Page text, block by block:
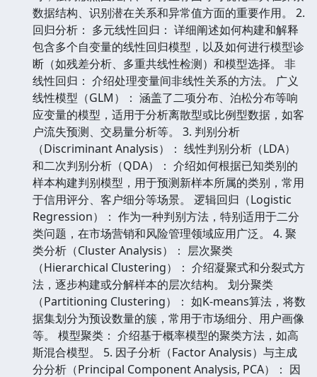
数据结构、识别潜在关系和异常值方面的重要作用。 2.
回归分析： 多元线性回归： 详细阐述如何构建和解释
包含多个自变量的线性回归模型，以及如何进行模型诊
断（如残差分析、多重共线性检测）和模型选择。 非
线性回归： 介绍处理变量间非线性关系的方法。 广义
线性模型（GLM）： 涵盖了二项分布、泊松分布等响
应变量的模型，适用于分析离散型或比例型数据，如客
户流失预测、交易量分析等。 3. 判别分析
（Discriminant Analysis）： 线性判别分析（LDA）
和二次判别分析（QDA）： 介绍如何根据已知类别的
样本构建判别模型，用于预测新样本所属的类别，常用
于信用评分、客户细分等场景。 逻辑回归（Logistic
Regression）： 作为一种判别方法，特别适用于二分
类问题，在市场营销和风险管理领域应用广泛。 4. 聚
类分析（Cluster Analysis）： 层次聚类
（Hierarchical Clustering）： 介绍凝聚式和分裂式方
法，逐步构建或分解样本的层次结构。 划分聚类
（Partitioning Clustering）： 如K-means算法，将数
据集划分为预设数量的簇，常用于市场细分、用户画像
等。 模型聚类： 介绍基于概率模型的聚类方法，如高
斯混合模型。 5. 因子分析（Factor Analysis）与主成
分分析（Principal Component Analysis, PCA）： 因